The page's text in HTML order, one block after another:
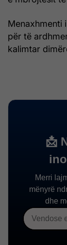
Menaxhmenti
për të
kalimtar